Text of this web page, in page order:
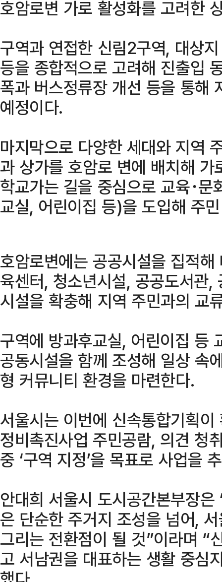
호암로변 가로 활성화를 고려한
구역과 연접한 신림2구역, 대상
등을 종합적으로 고려해 진출입
폭과 버스정류장 개선 등을 통해
예정이다.
마지막으로 다양한 세대와 지역
과 상가를 호암로 변에 배치해
학교가는 길을 중심으로 교육･
교실, 어린이집 등)을 도입해 주
호암로변에는 공공시설을 집적
육센터, 청소년시설, 공공도서관
시설을 확충해 지역 주민과의 교
구역에 방과후교실, 어린이집 등
공동시설을 함께 조성해 일상 속
형 커뮤니티 환경을 마련한다.
서울시는 이번에 신속통합기획
정비촉진사업 주민공람, 의견 청
중 ‘구역 지정’을 목표로 사업을
안대희 서울시 도시공간본부장
은 단순한 주거지 조성을 넘어,
그리는 전환점이 될 것”이라며 “
고 서남권을 대표하는 생활 중심